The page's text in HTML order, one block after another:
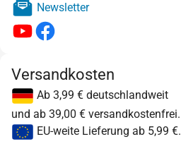
Newsletter
Versandkosten
Ab 3,99 € deutschlandweit
und ab 39,00 € versandkostenfrei.
EU-weite Lieferung ab 5,99 €.